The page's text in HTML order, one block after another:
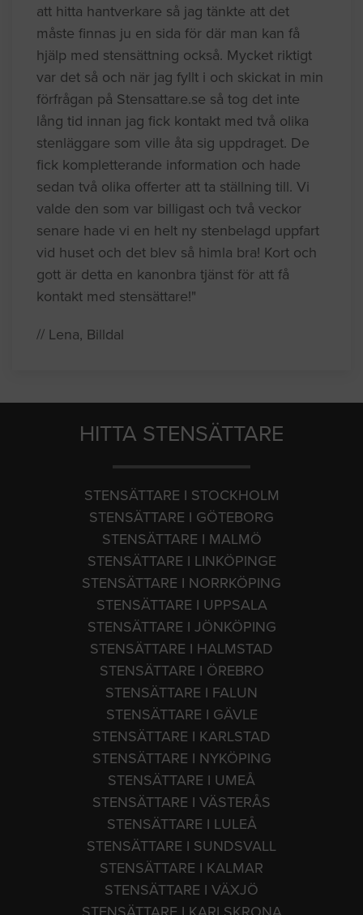
att hitta hantverkare så jag tänkte att det
måste finnas ju en sida för där man kan få
hjälp med stensättning också. Mycket riktigt
var det så och när jag fyllt i och skickat in min
förfrågan på Stensattare.se så tog det inte
lång tid innan jag fick kontakt med två olika
stenläggare som ville åta sig uppdraget. De
fick kompletterande information och hade
sedan två olika offerter att ta ställning till. Vi
valde den som var billigast och två veckor
senare hade vi en helt ny stenbelagd uppfart
vid huset och det blev så himla bra! Kort och
gott är detta en kanonbra tjänst för att få
kontakt med stensättare!"
// Lena, Billdal
HITTA STENSÄTTARE
STENSÄTTARE I STOCKHOLM
STENSÄTTARE I GÖTEBORG
STENSÄTTARE I MALMÖ
STENSÄTTARE I LINKÖPINGE
STENSÄTTARE I NORRKÖPING
STENSÄTTARE I UPPSALA
STENSÄTTARE I JÖNKÖPING
STENSÄTTARE I HALMSTAD
STENSÄTTARE I ÖREBRO
STENSÄTTARE I FALUN
STENSÄTTARE I GÄVLE
STENSÄTTARE I KARLSTAD
STENSÄTTARE I NYKÖPING
STENSÄTTARE I UMEÅ
STENSÄTTARE I VÄSTERÅS
STENSÄTTARE I LULEÅ
STENSÄTTARE I SUNDSVALL
STENSÄTTARE I KALMAR
STENSÄTTARE I VÄXJÖ